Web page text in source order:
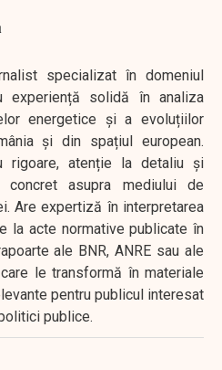
specializat în domeniul
experiență solidă în analiza
energetice și a evoluțiilor
și din spațiul european.
rigoare, atenție la detaliu și
concret asupra mediului de
Are expertiză în interpretarea
la acte normative publicate în
ale BNR, ANRE sau ale
le transformă în materiale
pentru publicul interesat
publice.